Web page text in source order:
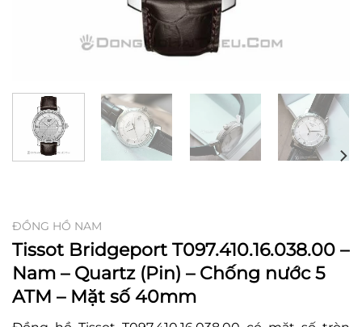
ĐỒNG HỒ NAM
Tissot Bridgeport T097.410.16.038.00 –
Nam – Quartz (Pin) – Chống nước 5
ATM – Mặt số 40mm